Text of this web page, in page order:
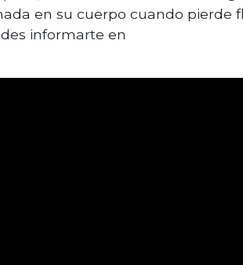
en su cuerpo cuando pierde
informarte en